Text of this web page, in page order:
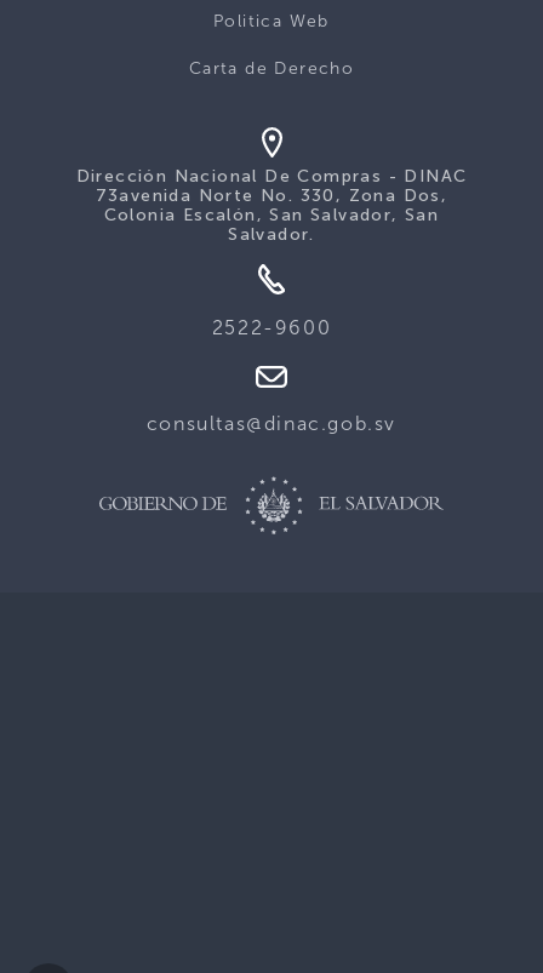
Politica Web
Carta de Derecho
Dirección Nacional De Compras - DINAC
73avenida Norte No. 330, Zona Dos,
Colonia Escalón, San Salvador, San
Salvador.
2522-9600
consultas@dinac.gob.sv